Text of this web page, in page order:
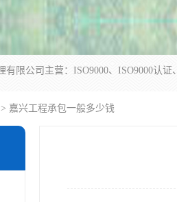
> 嘉兴工程承包一般多少钱